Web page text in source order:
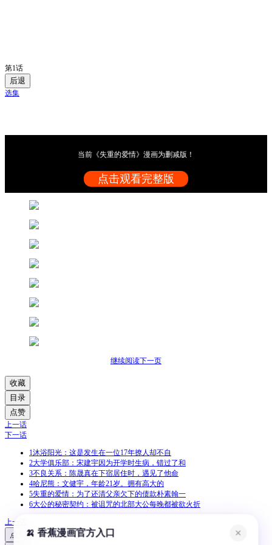
第1话
后退
选集
当前《失重的爱情》漫画为删减版！
点击观看完整版
继续阅读下一页
收藏
目录
点赞
上一话
下一话
1沐浴阳光：这是发生在一位17年撩人却不自
2大学俱乐部：宋建宇因为开学时生病，错过了和
3不良关系：陈晟真在下宿居住时，遇见了他命
4哈尼熊：文健宇，年龄21岁。拥有高大的
5失重的爱情：为了还清父亲欠下的债款朴素翰一
6大公的秘密契约：被诅咒的北部大公每晚都被欲火折
上一话
点赞
🍌 香蕉漫画官方入口 ✕